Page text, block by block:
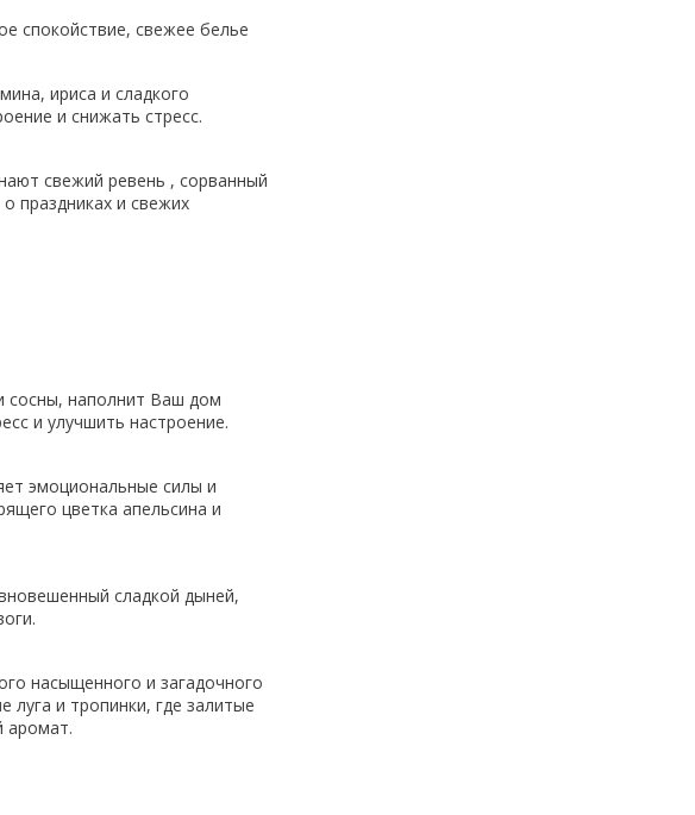
спокойствие, свежее белье
ириса и сладкого
и снижать стресс.
свежий ревень , сорванный
праздниках и свежих
сосны, наполнит Ваш дом
и улучшить настроение.
эмоциональные силы и
цветка апельсина и
сладкой дыней,
насыщенного и загадочного
и тропинки, где залитые
аромат.